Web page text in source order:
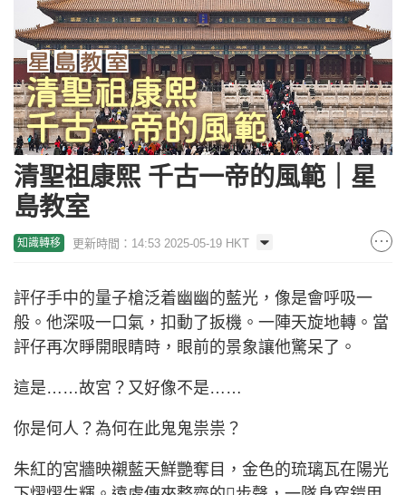
清聖祖康熙 千古一帝的風範｜星
島教室
知識轉移 更新時間：14:53 2025-05-19 HKT
評仔手中的量子槍泛着幽幽的藍光，像是會呼吸一
般。他深吸一口氣，扣動了扳機。一陣天旋地轉。當
評仔再次睜開眼睛時，眼前的景象讓他驚呆了。
這是……故宮？又好像不是……
你是何人？為何在此鬼鬼祟祟？
朱紅的宮牆映襯藍天鮮艷奪目，金色的琉璃瓦在陽光